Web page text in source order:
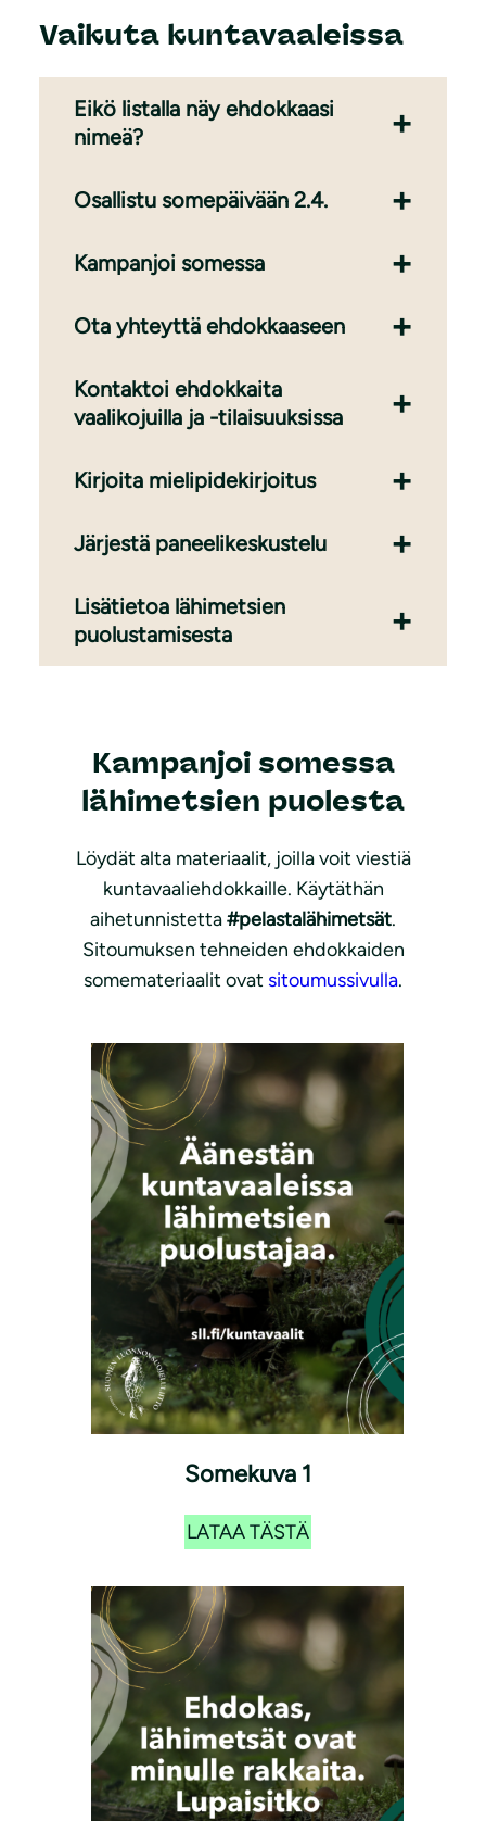
Vaikuta kuntavaaleissa
Eikö listalla näy ehdokkaasi
nimeä?
Osallistu somepäivään 2.4.
Kampanjoi somessa
Ota yhteyttä ehdokkaaseen
Kontaktoi ehdokkaita
vaalikojuilla ja -tilaisuuksissa
Kirjoita mielipidekirjoitus
Järjestä paneelikeskustelu
Lisätietoa lähimetsien
puolustamisesta
Kampanjoi somessa
lähimetsien puolesta
Löydät alta materiaalit, joilla voit viestiä
kuntavaaliehdokkaille. Käytäthän
aihetunnistetta#pelastalähimetsät.
Sitoumuksen tehneiden ehdokkaiden
somemateriaalit ovat sitoumussivulla.
Somekuva 1
LATAA TÄSTÄ